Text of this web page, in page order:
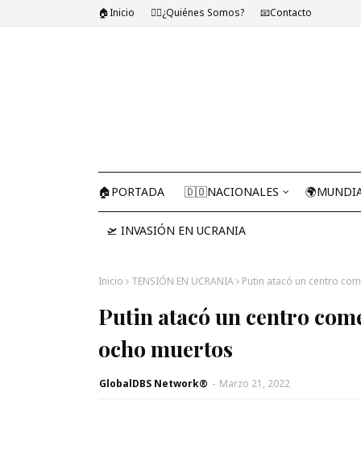
🏠Inicio 🤷‍♂️¿Quiénes Somos? 📧Contacto
🏠PORTADA 🇩🇴NACIONALES
🛫 INVASIÓN EN UCRANIA
Inicio TENSIÓN EN UCRANIA Putin atacó un centro
Putin atacó un centro
ocho muertos
GlobalDBS Network® - Marzo 21, 2022